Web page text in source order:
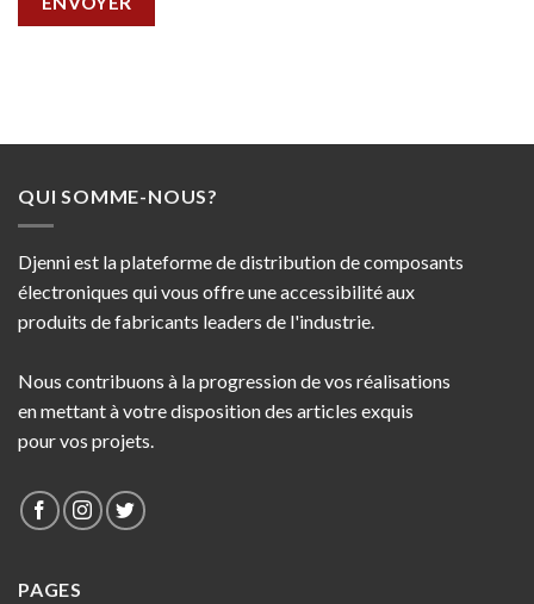
QUI SOMME-NOUS?
Djenni est la plateforme de distribution de composants
électroniques qui vous offre une accessibilité aux
produits de fabricants leaders de l'industrie.
Nous contribuons à la progression de vos réalisations
en mettant à votre disposition des articles exquis
pour vos projets.
PAGES